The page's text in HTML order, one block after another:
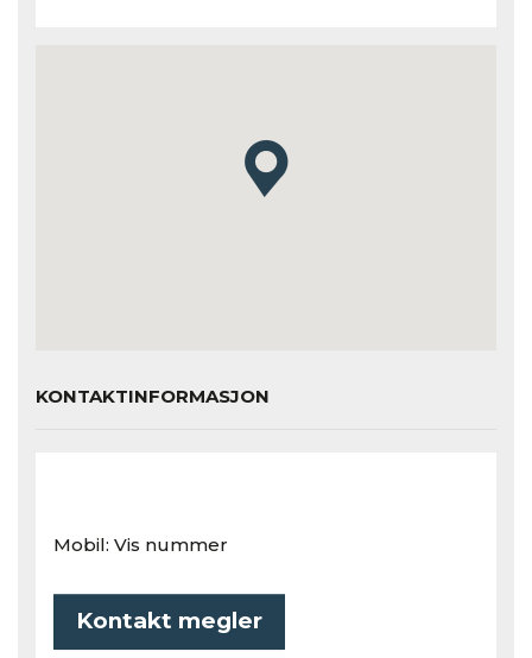
KONTAKTINFORMASJON
Mobil: Vis nummer
Kontakt megler